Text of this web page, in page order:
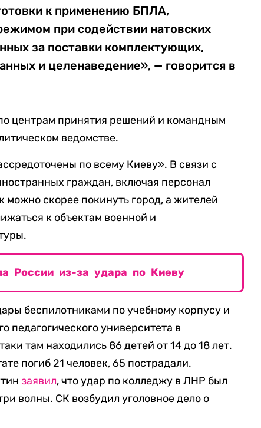
к применению БПЛА,
при содействии натовских
за поставки комплектующих,
и целенаведение», — говорится в
центрам принятия решений и командным
ведомстве.
по всему Киеву». В связи с
граждан, включая персонал
можно скорее покинуть город, а жителей
к объектам военной и
России из-за удара по Киеву
беспилотниками по учебному корпусу и
университета в
там находились 86 детей от 14 до 18 лет.
погиб 21 человек, 65 пострадали.
заявил, что удар по колледжу в ЛНР был
волны. СК возбудил уголовное дело о